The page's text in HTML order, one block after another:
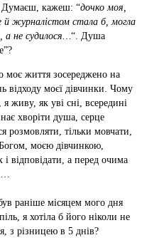
Думаєш, кажеш: “дочко моя,
й журналістом стала б, могла
а не судилося…“. Душа
моє життя зосереджено на
відходу моєї дівчинки. Чому
живу, як уві сні, всередині
хворіти душа, серце
розмовляти, тільки мовчати,
моєю дівчинкою,
відповідати, а перед очима
раніше місяцем мого дня
я хотіла б його ніколи не
з різницею в 5 днів?